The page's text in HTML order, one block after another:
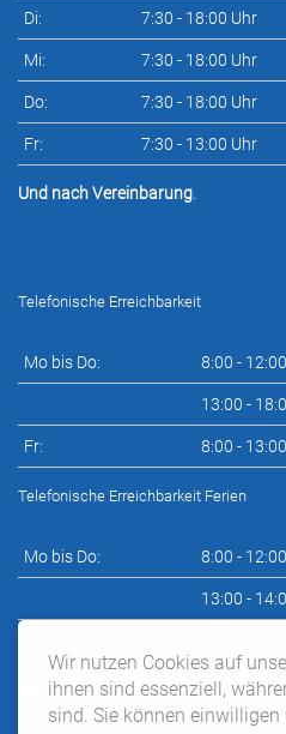
Di: 7:30 - 18:00 Uhr
Mi: 7:30 - 18:00 Uhr
Do: 7:30 - 18:00 Uhr
Fr: 7:30 - 13:00 Uhr
Und nach Vereinbarung
Telefonische Erreichbarkeit
Mo bis Do: 8:00 -
13:00 -
Fr: 8:00 -
Telefonische Erreichbarkeit Ferien
Mo bis Do: 8:00 -
13:00 -
Neupatientensprechstunde nach
Wir nutzen Cookies auf
ihnen sind essenziell,
sind. Sie können